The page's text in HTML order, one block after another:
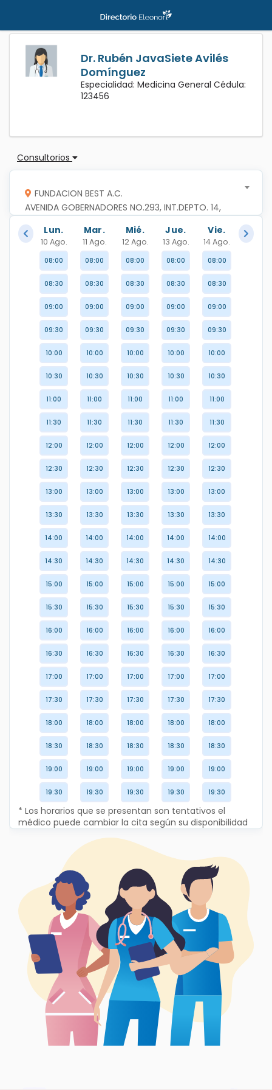
Dr. Rubén JavaSiete Avilés
Domínguez
Especialidad: Medicina General Cédula:
123456
Consultorios
FUNDACION BEST A.C.
AVENIDA GOBERNADORES NO.293, INT.DEPTO. 14,
COLONIA PABLO GARCIA, C.P.33800, SAN
FRANCISCO DE CAMPECHE, CAMPECHE,CAMPECHE
Lun.
10 Ago.
Mar.
11 Ago.
Mié.
12 Ago.
Jue.
13 Ago.
Vie.
14 Ago.
08:00
08:30
09:00
09:30
10:00
10:30
11:00
11:30
12:00
12:30
13:00
13:30
14:00
14:30
15:00
15:30
16:00
16:30
17:00
17:30
18:00
18:30
19:00
19:30
08:00
08:30
09:00
09:30
10:00
10:30
11:00
11:30
12:00
12:30
13:00
13:30
14:00
14:30
15:00
15:30
16:00
16:30
17:00
17:30
18:00
18:30
19:00
19:30
08:00
08:30
09:00
09:30
10:00
10:30
11:00
11:30
12:00
12:30
13:00
13:30
14:00
14:30
15:00
15:30
16:00
16:30
17:00
17:30
18:00
18:30
19:00
19:30
08:00
08:30
09:00
09:30
10:00
10:30
11:00
11:30
12:00
12:30
13:00
13:30
14:00
14:30
15:00
15:30
16:00
16:30
17:00
17:30
18:00
18:30
19:00
19:30
08:00
08:30
09:00
09:30
10:00
10:30
11:00
11:30
12:00
12:30
13:00
13:30
14:00
14:30
15:00
15:30
16:00
16:30
17:00
17:30
18:00
18:30
19:00
19:30
* Los horarios que se presentan son tentativos el
médico puede cambiar la cita según su disponibilidad